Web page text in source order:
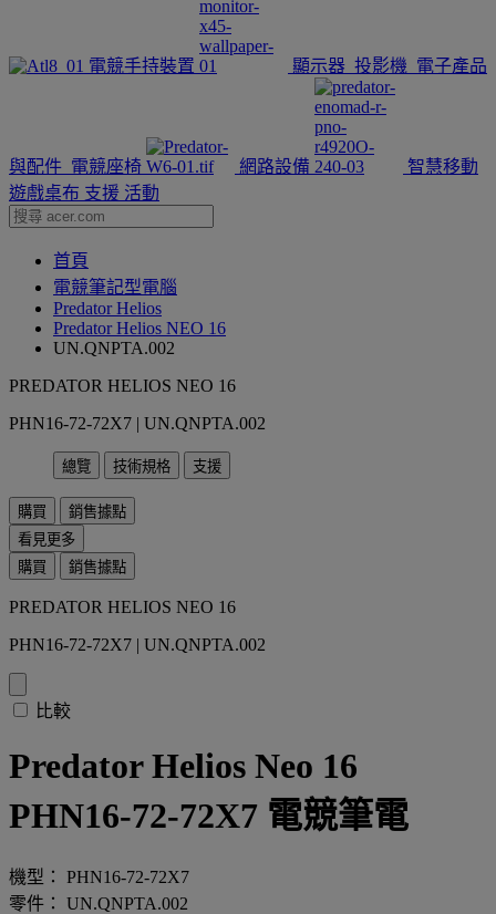
電競手持裝置 顯示器 投影機 電子產品
與配件 電競座椅 網路設備
智慧移動
遊戲桌布 支援 活動
首頁
電競筆記型電腦
Predator Helios
Predator Helios NEO 16
UN.QNPTA.002
PREDATOR HELIOS NEO 16
PHN16-72-72X7 | UN.QNPTA.002
總覽 技術規格 支援
購買
銷售據點
看見更多
購買
銷售據點
PREDATOR HELIOS NEO 16
PHN16-72-72X7 | UN.QNPTA.002
比較
Predator Helios Neo 16
PHN16-72-72X7 電競筆電
機型： PHN16-72-72X7
零件： UN.QNPTA.002